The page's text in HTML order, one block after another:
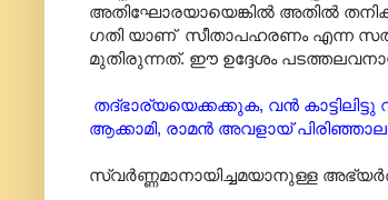
അതിഘോരയായെങ്കിൽ അതിൽ
ഗതി യാണ് സീതാപഹരണം എന്ന
മുതിരുന്നത്. ഈ ഉദ്ദേശം
തദ്ഭാര്യയെക്കക്കുക, വൻ കാട്ടിലിട്ടു
ആക്കാമി, രാമൻ അവളായ്
സ്വർണ്ണമാനായിച്ചമയാനുള്ള